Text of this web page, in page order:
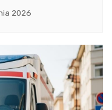
2026